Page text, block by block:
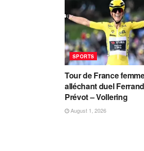
SPORTS
Tour de France
alléchant duel
Prévot – Vollering
August 1, 2026